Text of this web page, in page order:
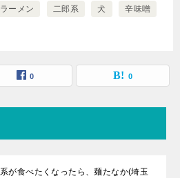
ーメン 二郎系 犬 辛味噌
0 0
が食べたくなったら、麺たなか(埼玉